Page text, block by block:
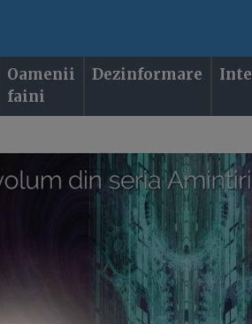
Oamenii
faini
Dezinformare